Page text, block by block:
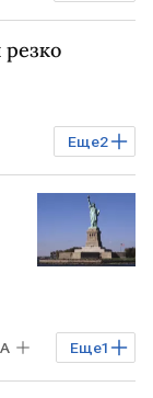
Еще2
Еще1